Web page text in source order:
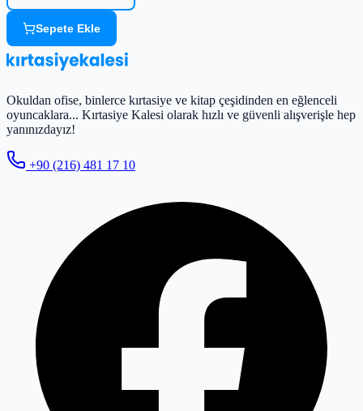
Sepete Ekle
Okuldan ofise, binlerce kırtasiye ve kitap çeşidinden en eğlenceli
oyuncaklara... Kırtasiye Kalesi olarak hızlı ve güvenli alışverişle hep
yanınızdayız!
+90 (216) 481 17 10